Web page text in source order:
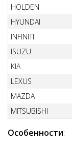
HOLDEN
HYUNDAI
INFINITI
ISUZU
KIA
LEXUS
MAZDA
MITSUBISHI
Особенности: